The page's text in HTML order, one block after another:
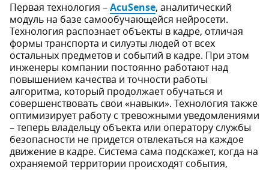
Первая технология –AcuSense, аналитический
модуль на базе самообучающейся нейросети.
Технология распознает объекты в кадре, отличая
формы транспорта и силуэты людей от всех
остальных предметов и событий в кадре. При этом
инженеры компании постоянно работают над
повышением качества и точности работы
алгоритма, который продолжает обучаться и
совершенствовать свои «навыки». Технология также
оптимизирует работу с тревожными уведомлениями
– теперь владельцу объекта или оператору службы
безопасности не придется отвлекаться на каждое
движение в кадре. Система сама подскажет, когда на
охраняемой территории происходят события,